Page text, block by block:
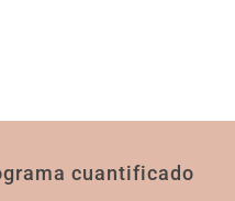
cuantificado